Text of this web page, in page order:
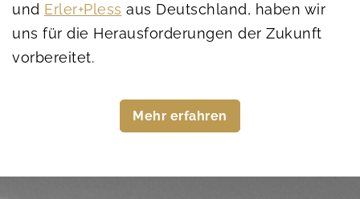
und Erler+Pless aus Deutschland, haben wir
uns für die Herausforderungen der Zukunft
vorbereitet.
Mehr erfahren